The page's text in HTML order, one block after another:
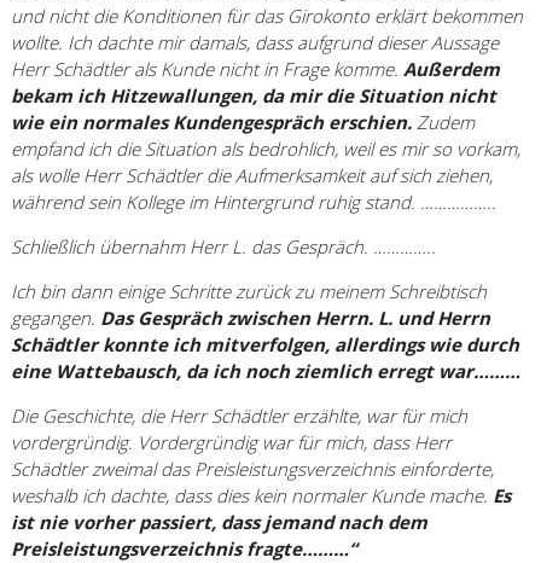
und nicht die Konditionen für das Girokonto erklärt bekommen
wollte. Ich dachte mir damals, dass aufgrund dieser Aussage
Herr Schädtler als Kunde nicht in Frage komme. Außerdem
bekam ich Hitzewallungen, da mir die Situation nicht
wie ein normales Kundengespräch erschien.Zudem
empfand ich die Situation als bedrohlich, weil es mir so vorkam,
als wolle Herr Schädtler die Aufmerksamkeit auf sich ziehen,
während sein Kollege im Hintergrund ruhig stand. ……………..
Schließlich übernahm Herr L. das Gespräch. …………..
Ich bin dann einige Schritte zurück zu meinem Schreibtisch
gegangen. Das Gespräch zwischen Herrn. L. und Herrn
Schädtler konnte ich mitverfolgen, allerdings wie durch
eine Wattebausch, da ich noch ziemlich erregt war………
Die Geschichte, die Herr Schädtler erzählte, war für mich
vordergründig. Vordergründig war für mich, dass Herr
Schädtler zweimal das Preisleistungsverzeichnis einforderte,
weshalb ich dachte, dass dies kein normaler Kunde mache. Es
ist nie vorher passiert, dass jemand nach dem
Preisleistungsverzeichnis fragte………“